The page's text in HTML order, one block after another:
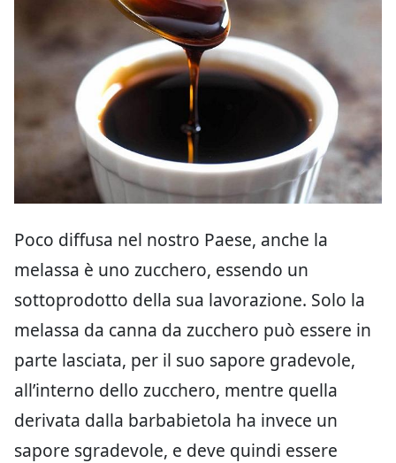
Poco diffusa nel nostro Paese, anche la
melassa è uno zucchero, essendo un
sottoprodotto della sua lavorazione. Solo la
melassa da canna da zucchero può essere in
parte lasciata, per il suo sapore gradevole,
all’interno dello zucchero, mentre quella
derivata dalla barbabietola ha invece un
sapore sgradevole, e deve quindi essere